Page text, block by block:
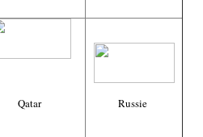
Qatar Russie